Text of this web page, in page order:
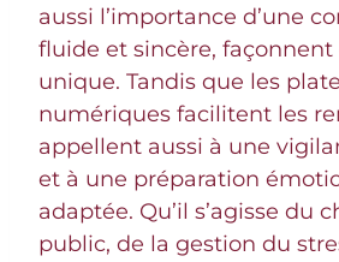
aussi l’importance d’une
fluide et sincère,
unique. Tandis que les
numériques facilitent les
appellent aussi à une
et à une préparation
adaptée. Qu’il s’agisse du
public, de la gestion du